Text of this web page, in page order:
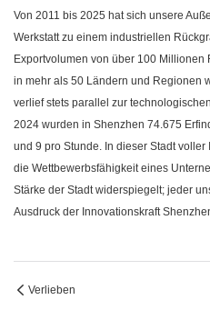
Von 2011 bis 2025 hat sich unsere
Werkstatt zu einem industriellen
Exportvolumen von über 100
in mehr als 50 Ländern und Regionen
verlief stets parallel zur
2024 wurden in Shenzhen 74.675
und 9 pro Stunde. In dieser Stadt
die Wettbewerbsfähigkeit eines
Stärke der Stadt widerspiegelt; jeder
Ausdruck der Innovationskraft
Verlieben